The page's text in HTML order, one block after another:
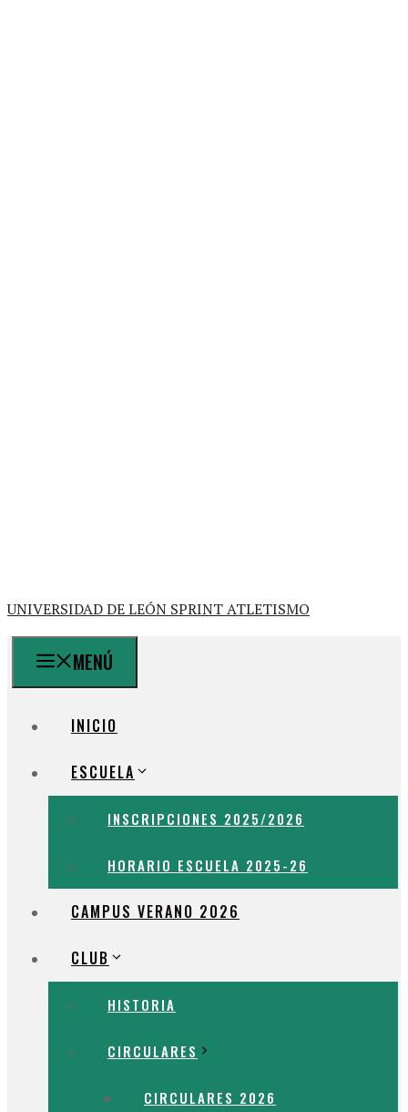
UNIVERSIDAD DE LEÓN SPRINT ATLETISMO
MENÚ
INICIO
ESCUELA
INSCRIPCIONES 2025/2026
HORARIO ESCUELA 2025-26
CAMPUS VERANO 2026
CLUB
HISTORIA
CIRCULARES
CIRCULARES 2026